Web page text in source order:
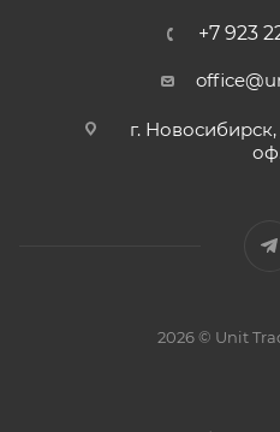
+7 923
г.
2026 © Unit